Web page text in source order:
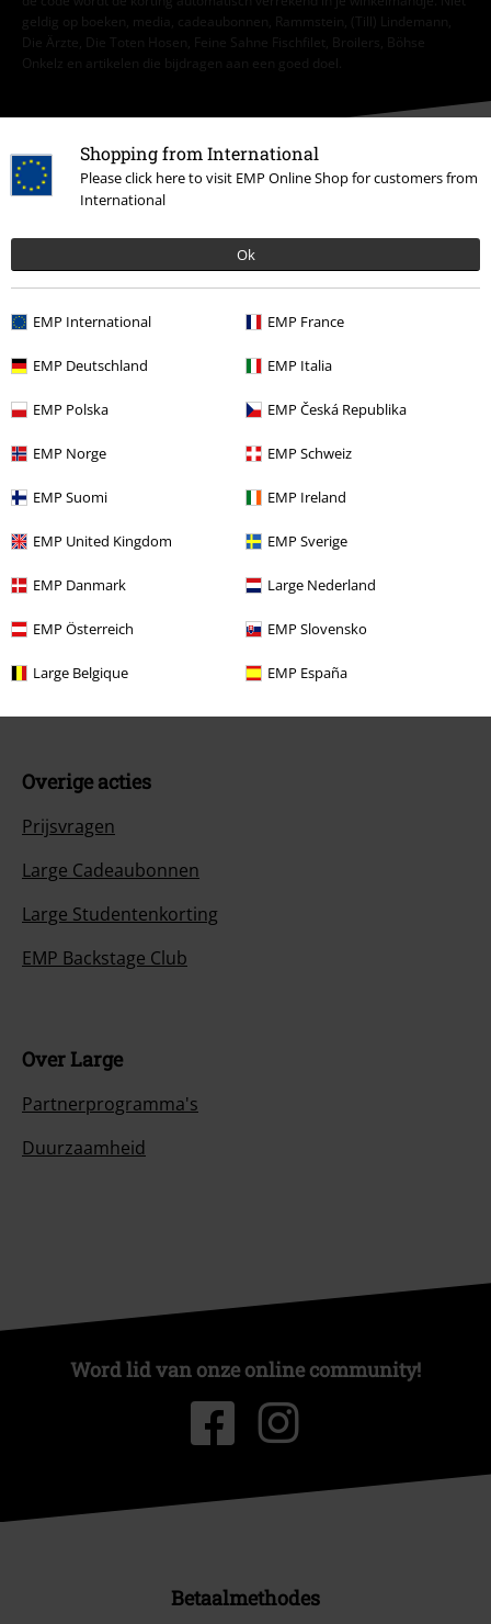
Shopping from International
Please click here to visit EMP Online Shop for customers from
International
Ok
EMP International EMP France
EMP Deutschland EMP Italia
EMP Polska EMP Česká Republika
EMP Norge EMP Schweiz
EMP Suomi EMP Ireland
EMP United Kingdom EMP Sverige
EMP Danmark Large Nederland
EMP Österreich EMP Slovensko
Large Belgique EMP España
geldig op boeken, media, cadeaubonnen, Rammstein, (Till) Lindemann,
Die Ärzte, Die Toten Hosen, Feine Sahne Fischfilet, Broilers, Böhse
Onkelz en artikelen die bijdragen aan een goed doel.
Onze klantenservice is vandaag bereikbaar tot 17:00 uur.
informatie
Klantenservice
Veelgestelde vragen
Retourvoorwaarden
Retourneer item
Algemene maat info
Annuleer mijn BSC-lidmaatschap
Betaalmethodes
Overige acties
Prijsvragen
Large Cadeaubonnen
Large Studentenkorting
EMP Backstage Club
Over Large
Partnerprogramma's
Duurzaamheid
Word lid van onze online community!
Betaalmethodes